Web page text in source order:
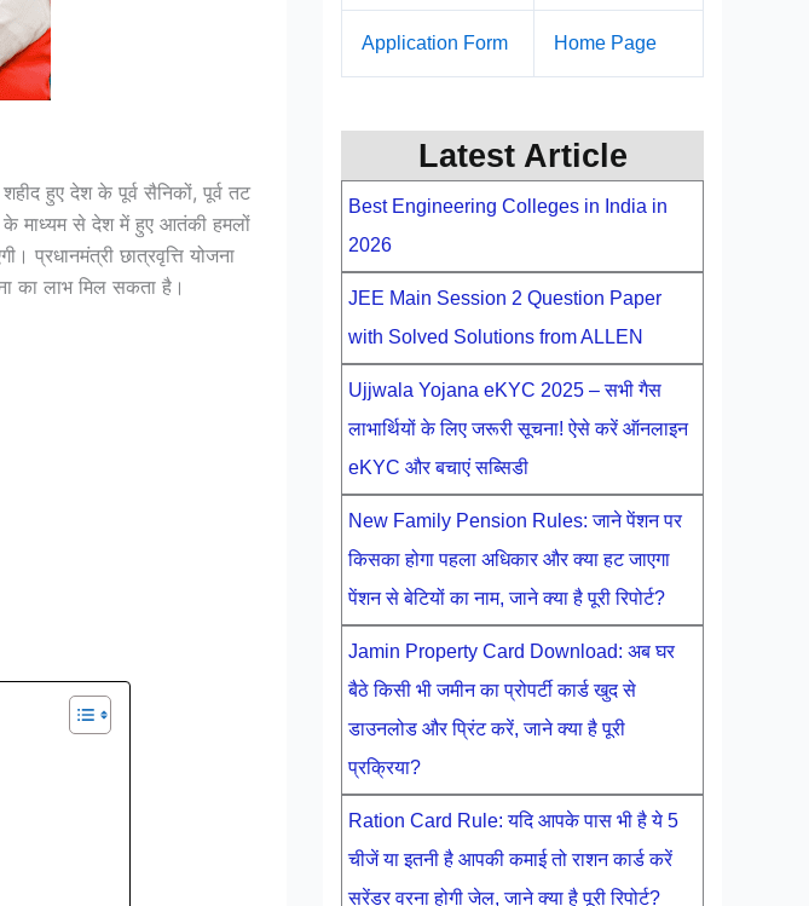
हुए देश के पूर्व सैनिकों, पूर्व तट
के माध्यम से देश में हुए आतंकी हमलों
प्रधानमंत्री छात्रवृत्ति योजना
का लाभ मिल सकता है।
Application Form Home Page
Latest Article
Best Engineering Colleges in India in
2026
JEE Main Session 2 Question Paper
with Solved Solutions from ALLEN
Ujjwala Yojana eKYC 2025 – सभी गैस
लाभार्थियों के लिए जरूरी सूचना! ऐसे करें ऑनलाइन
eKYC और बचाएं सब्सिडी
New Family Pension Rules: जाने पेंशन पर
किसका होगा पहला अधिकार और क्या हट जाएगा
पेंशन से बेटियों का नाम, जाने क्या है पूरी रिपोर्ट?
Jamin Property Card Download: अब घर
बैठे किसी भी जमीन का प्रोपर्टी कार्ड खुद से
डाउनलोड और प्रिंट करें, जाने क्या है पूरी
प्रक्रिया?
Ration Card Rule: यदि आपके पास भी है ये 5
चीजें या इतनी है आपकी कमाई तो राशन कार्ड करें
सरेंडर वरना होगी जेल, जाने क्या है पूरी रिपोर्ट?